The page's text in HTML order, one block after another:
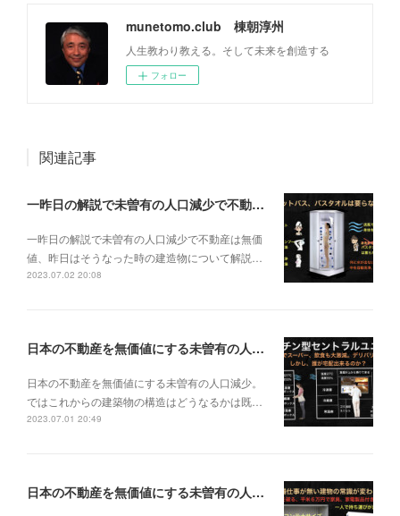
munetomo.club 棟朝淳州
人生教わり教える。そして未来を創造する
フォロー
関連記事
一昨日の解説で未曽有の人口減少で不動産は無価値、昨日はそうなった時の建造物について解説、今日からはその設備について解説をして行く。
一昨日の解説で未曽有の人口減少で不動産は無価
値、昨日はそうなった時の建造物について解説…
2023.07.02 20:08
日本の不動産を無価値にする未曽有の人口減少。ではこれからの建築物の構造はどうなるかは既に解説した。今はその内部の内容。その1
日本の不動産を無価値にする未曽有の人口減少。
ではこれからの建築物の構造はどうなるかは既…
2023.07.01 20:49
日本の不動産を無価値にする未曽有の人口減少。ではこれからの建築物はどうなるか。